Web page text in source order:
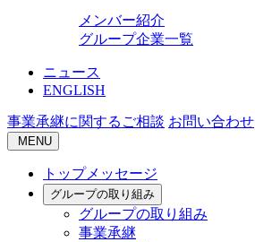
メンバー紹介
グループ企業一覧
ニュース
ENGLISH
事業承継に関するご相談 お問い合わせ
MENU
トップメッセージ
グループの取り組み
グループの取り組み
事業承継